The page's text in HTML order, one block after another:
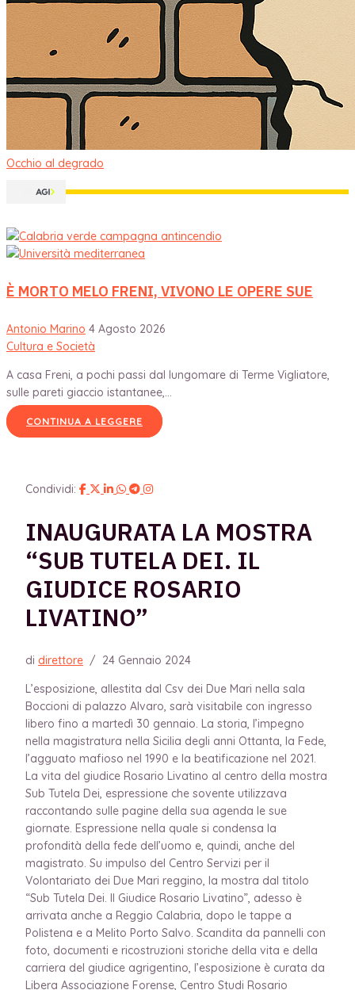
Occhio al degrado
È MORTO MELO FRENI, VIVONO LE OPERE SUE
Antonio Marino 4 Agosto 2026
Cultura e Società
A casa Freni, a pochi passi dal lungomare di Terme Vigliatore,
sulle pareti giaccio istantanee,...
CONTINUA A LEGGERE
Condividi:
INAUGURATA LA MOSTRA
“SUB TUTELA DEI. IL
GIUDICE ROSARIO
LIVATINO”
di direttore / 24 Gennaio 2024
L’esposizione, allestita dal Csv dei Due Mari nella sala
Boccioni di palazzo Alvaro, sarà visitabile con ingresso
libero fino a martedì 30 gennaio. La storia, l’impegno
nella magistratura nella Sicilia degli anni Ottanta, la Fede,
l’agguato mafioso nel 1990 e la beatificazione nel 2021.
La vita del giudice Rosario Livatino al centro della mostra
Sub Tutela Dei, espressione che sovente utilizzava
raccontando sulle pagine della sua agenda le sue
giornate. Espressione nella quale si condensa la
profondità della fede dell’uomo e, quindi, anche del
magistrato. Su impulso del Centro Servizi per il
Volontariato dei Due Mari reggino, la mostra dal titolo
“Sub Tutela Dei. Il Giudice Rosario Livatino”, adesso è
arrivata anche a Reggio Calabria, dopo le tappe a
Polistena e a Melito Porto Salvo. Scandita da pannelli con
foto, documenti e ricostruzioni storiche della vita e della
carriera del giudice agrigentino, l’esposizione è curata da
Libera Associazione Forense, Centro Studi Rosario